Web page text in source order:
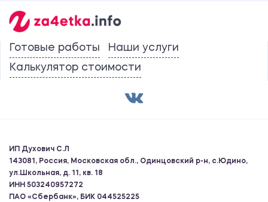
Готовые работы
Наши услуги
Калькулятор стоимости
ИП Духович С.Л
143081, Россия, Московская обл., Одинцовский р-н, с.Юдино,
ул.Школьная, д. 11, кв. 18
ИНН 503240957272
ПАО «Сбербанк», БИК 044525225